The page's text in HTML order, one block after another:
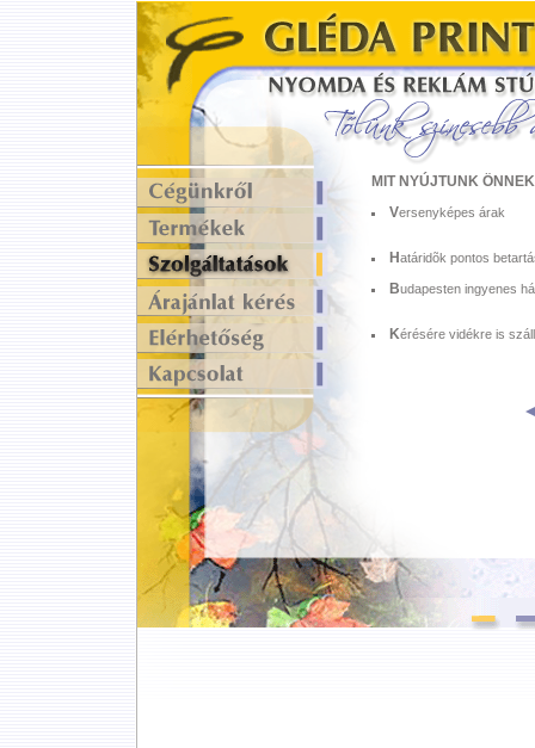
MIT NYÚJTUNK ÖNNEK
Versenyképes árak
H atáridõk pontos
Budapesten ingyenes
Kérésére vidékre is